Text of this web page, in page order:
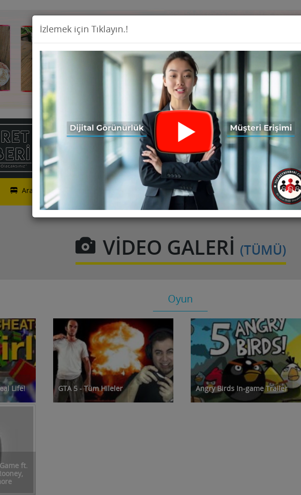
Firma Ekle
Araç İlanları İş İlanları Ürünler Haberler Seri İlan
İzlemek için Tıklayın.!
VİDEO GALERİ (TÜMÜ)
Oyun
Life! GTA 5 - Tüm Hileler Angry Birds In-game Trailer
ft.